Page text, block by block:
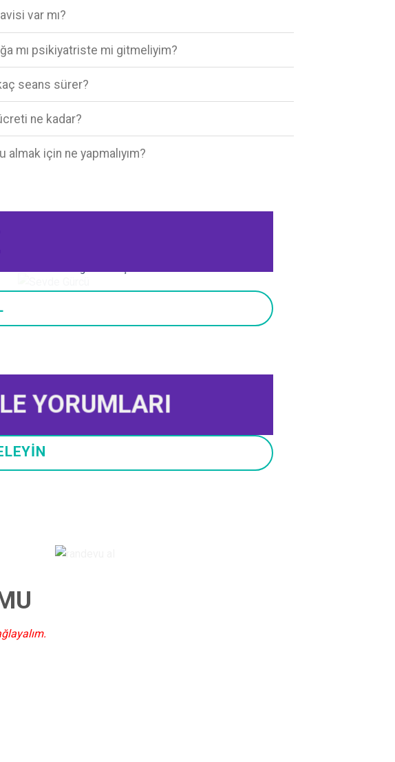
var mı?
mı psikiyatriste mi gitmeliyim?
seans sürer?
ne kadar?
almak için ne yapmalıyım?
YORUMLARI